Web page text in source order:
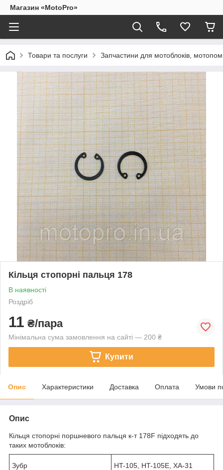
Магазин «MotoPro»
Товари та послуги Запчастини для мотоблоків,
Кільця стопорні пальця 178
В наявності
Роздріб
11 ₴/пара
Мінімальна сума замовлення на сайті — 200 ₴
Купити
Опис Характеристики Доставка Оплата Умови
Опис
Кільця стопорні поршневого пальця к-т 178F підходять до
таких мотоблоків:
Зубр HT-105, HT-105E, ХА-31